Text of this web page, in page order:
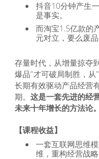
抖音10分钟产生
是事实。
而淘宝1.5亿款的
元对立，要么废
存量时代，从增量掠夺
爆品"才可破局制胜，
长期有效驱动产品经营
期。 这是一套先进的经
未来十年增长的方法论。
【课程收益】
一套互联网思维
维，重构经营战略